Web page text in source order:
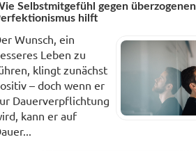
Selbstmitgefühl gegen überzogenen
hilft
Wunsch, ein
Leben zu
klingt zunächst
– doch wenn er
Dauerverpflichtung
kann er auf